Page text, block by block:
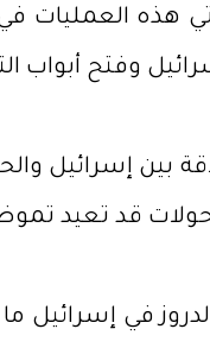
هذه العمليات
وفتح أبواب
بين إسرائيل
قد تعيد
الدروز في